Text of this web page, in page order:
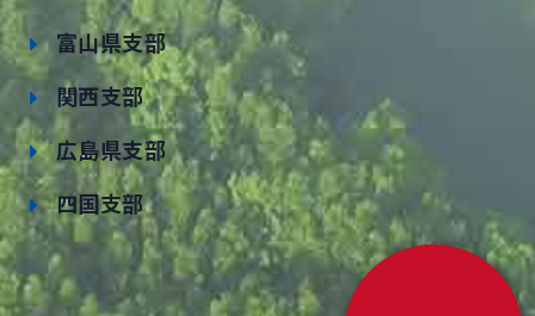
富山県支部
関西支部
広島県支部
四国支部